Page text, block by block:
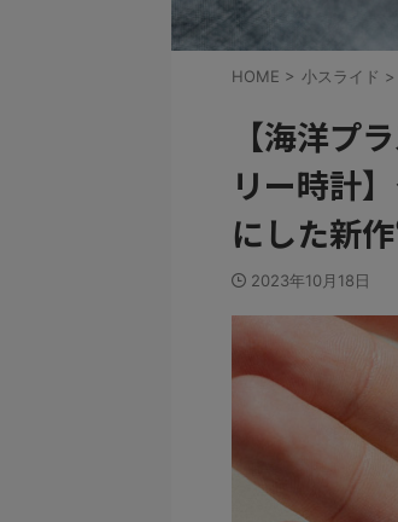
HOME > 小スライド >
【海洋プ
リー時計
にした新
2023年10月18日